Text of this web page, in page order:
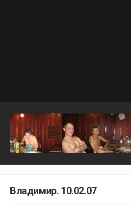
Владимир. 10.02.07